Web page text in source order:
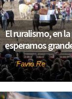
El ruralismo, en
esperamos
PorFavio Re